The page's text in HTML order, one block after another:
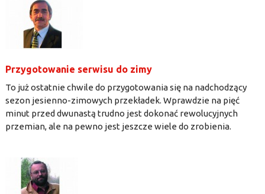
Przygotowanie serwisu do zimy
To już ostatnie chwile do przygotowania się na nadchodzący
sezon jesienno-zimowych przekładek. Wprawdzie na pięć
minut przed dwunastą trudno jest dokonać rewolucyjnych
przemian, ale na pewno jest jeszcze wiele do zrobienia.